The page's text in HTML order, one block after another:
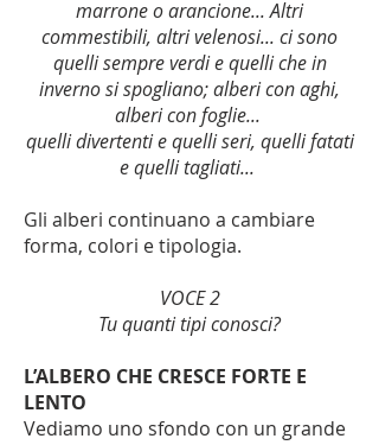
marrone o arancione... Altri
commestibili, altri velenosi... ci sono
quelli sempre verdi e quelli che in
inverno si spogliano; alberi con aghi,
alberi con foglie...
quelli divertenti e quelli seri, quelli fatati
e quelli tagliati...
Gli alberi continuano a cambiare
forma, colori e tipologia.
VOCE 2
Tu quanti tipi conosci?
L’ALBERO CHE CRESCE FORTE E
LENTO
Vediamo uno sfondo con un grande